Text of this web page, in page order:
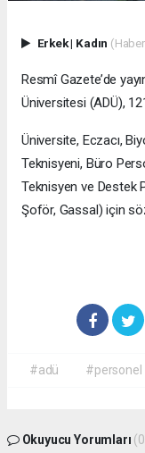
Erkek| Kadın
Resmî Gazete’de
Üniversitesi (ADÜ),
Üniversite, Eczacı,
Teknisyeni, Büro
Teknisyen ve Destek
Şoför, Gassal) için
#adü #personel
Okuyucu Yorumları